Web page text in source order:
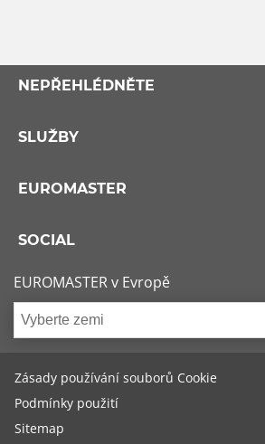
NEPŘEHLÉDNĚTE
SLUŽBY
EUROMASTER
SOCIAL
EUROMASTER v Evropě
Vyberte zemi
Zásady používání souborů Cookie
Podmínky použití
Sitemap